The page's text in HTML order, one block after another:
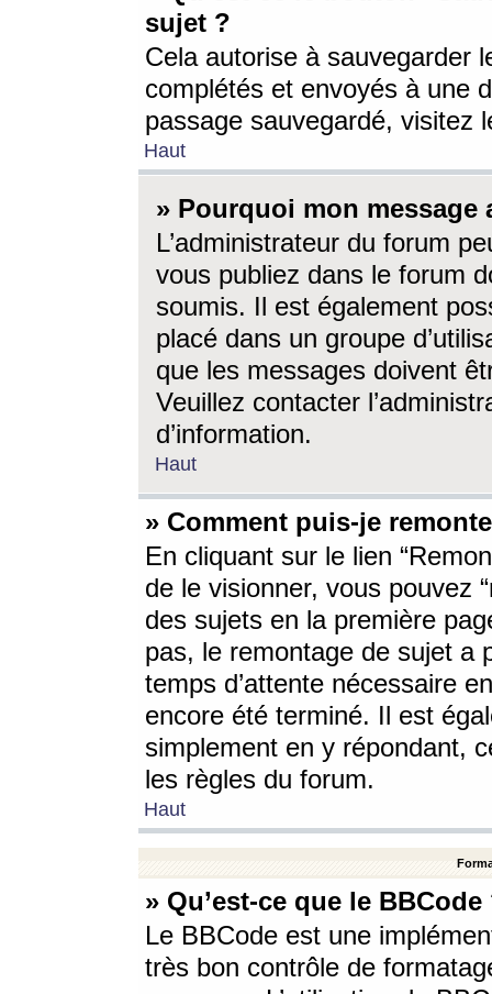
sujet ?
Cela autorise à sauvegarder
complétés et envoyés à une
passage sauvegardé, visitez
Haut
» Pourquoi mon message
L’administrateur du forum
vous publiez dans le forum
soumis. Il est également
placé dans un groupe
que les messages doivent
Veuillez contacter
d’information.
Haut
» Comment puis-je
En cliquant sur le lien
de le visionner, vous pouvez
des sujets en la première
pas, le remontage de sujet a
temps d’attente nécessaire
encore été terminé. Il est
simplement en y répondant,
les règles du forum.
Haut
» Qu’est-ce que le BBCode
Le BBCode est une
très bon contrôle de